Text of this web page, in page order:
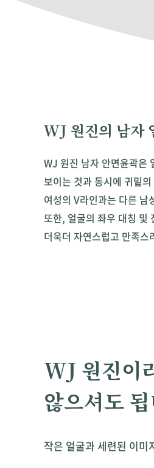
WJ 원진의 남자
WJ 원진 남자 안면윤곽은
보이는 것과 동시에 귀밑
여성의 V라인과는 다른 남
또한, 얼굴의 좌우 대칭 및
더욱더 자연스럽고 만족
WJ 원진이
않으셔도
작은 얼굴과 세련된 이미